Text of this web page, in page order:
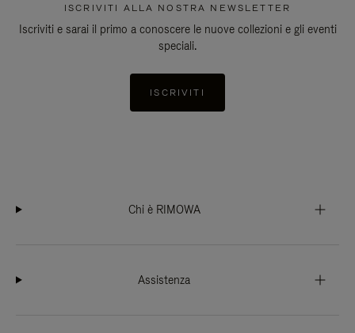
ISCRIVITI ALLA NOSTRA NEWSLETTER
Iscriviti e sarai il primo a conoscere le nuove collezioni e gli eventi
speciali.
ISCRIVITI
Chi è RIMOWA
Assistenza